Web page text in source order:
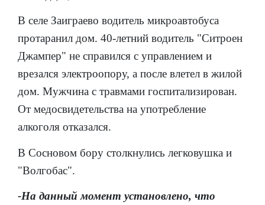
В селе Заиграево водитель микроавтобуса
протаранил дом. 40-летний водитель "Ситроен
Джампер" не справился с управлением и
врезался электроопору, а после влетел в жилой
дом. Мужчина с травмами госпитализирован.
От медосвидетельства на употребление
алкоголя отказался.
В Сосновом бору столкнулись легковушка и
"Волгобас".
-На данный момент установлено, что